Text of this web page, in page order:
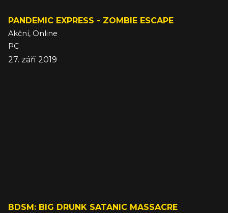
PANDEMIC EXPRESS - ZOMBIE ESCAPE
Akční, Online
PC
27. září 2019
BDSM: BIG DRUNK SATANIC MASSACRE